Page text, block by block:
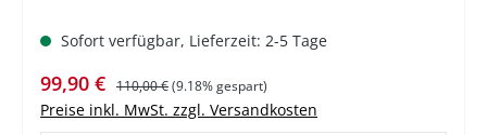
Sofort verfügbar, Lieferzeit: 2-5 Tage
Verkaufspreis:
99,90 € Regulärer Preis:
110,00 €(9.18% gespart)
Preise inkl. MwSt. zzgl. Versandkosten